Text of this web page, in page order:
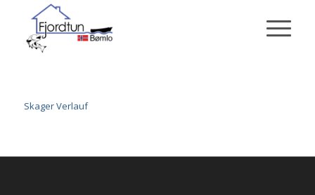
Skager Verlauf